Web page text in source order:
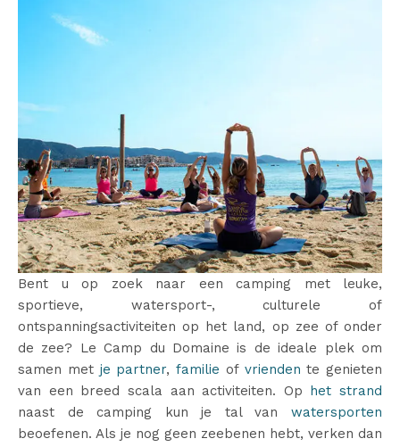
Bent u op zoek naar een camping met leuke,
sportieve, watersport-, culturele of
ontspanningsactiviteiten op het land, op zee of onder
de zee? Le Camp du Domaine is de ideale plek om
samen met je partner, familie of vrienden te genieten
van een breed scala aan activiteiten. Op het strand
naast de camping kun je tal van watersporten
beoefenen. Als je nog geen zeebenen hebt, verken dan